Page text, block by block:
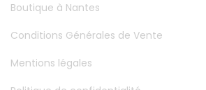
Boutique à Nantes
Conditions Générales de Vente
Mentions légales